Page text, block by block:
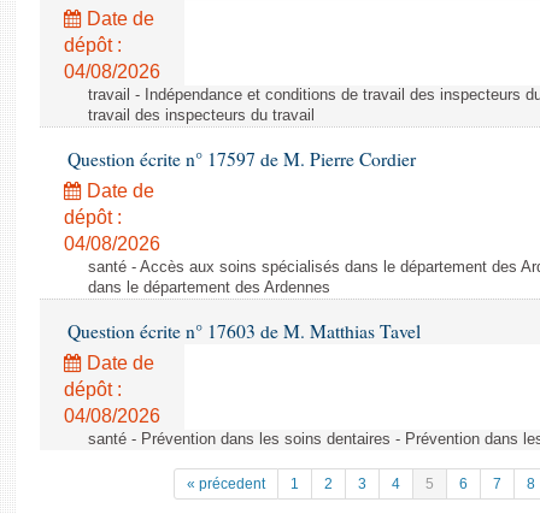
Date de
dépôt :
04/08/2026
travail - Indépendance et conditions de travail des inspecteurs
travail des inspecteurs du travail
Question écrite n° 17597 de M. Pierre Cordier
Date de
dépôt :
04/08/2026
santé - Accès aux soins spécialisés dans le département des
dans le département des Ardennes
Question écrite n° 17603 de M. Matthias Tavel
Date de
dépôt :
04/08/2026
santé - Prévention dans les soins dentaires - Prévention dans
« précedent 1 2 3 4 5 6 7 8